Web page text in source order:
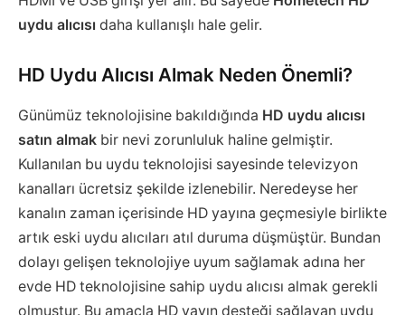
uydu alıcısı daha kullanışlı hale gelir.
HD Uydu Alıcısı Almak Neden Önemli?
Günümüz teknolojisine bakıldığında HD uydu alıcısı
satın almak bir nevi zorunluluk haline gelmiştir.
Kullanılan bu uydu teknolojisi sayesinde televizyon
kanalları ücretsiz şekilde izlenebilir. Neredeyse her
kanalın zaman içerisinde HD yayına geçmesiyle birlikte
artık eski uydu alıcıları atıl duruma düşmüştür. Bundan
dolayı gelişen teknolojiye uyum sağlamak adına her
evde HD teknolojisine sahip uydu alıcısı almak gerekli
olmuştur. Bu amaçla HD yayın desteği sağlayan uydu